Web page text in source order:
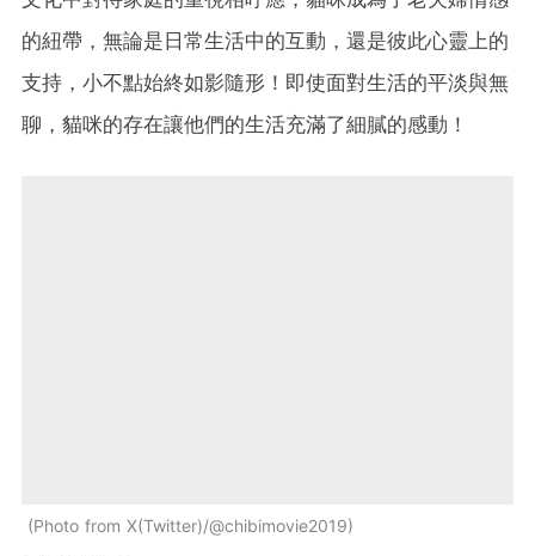
的紐帶，無論是日常生活中的互動，還是彼此心靈上的
支持，小不點始終如影隨形！即使面對生活的平淡與無
聊，貓咪的存在讓他們的生活充滿了細膩的感動！
Photo from X(Twitter)/@chibimovie2019